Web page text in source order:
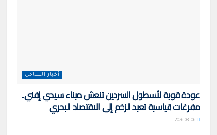
أخبار الساحل
عودة قوية لأسطول السردين تنعش ميناء سيدي إفني..
مفرغات قياسية تعيد الزخم إلى الاقتصاد البحري